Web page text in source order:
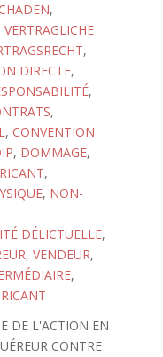
,
VERTRAGLICHE
,
DIRECTE,
,
,
, CONVENTION
, DOMMAGE,
,
, NON-
DÉLICTUELLE,
, VENDEUR,
,
DE L'ACTION EN
CONTRE